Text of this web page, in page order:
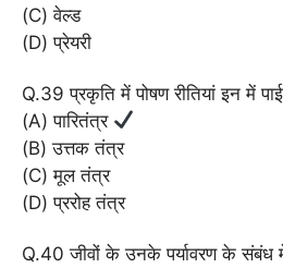
(C) वेल्ड
(D) प्रेयरी
Q.39 प्रकृति में पोषण रीतियां इन में
(A) पारितंत्र
(B) उत्तक तंत्र
(C) मूल तंत्र
(D) प्ररोह तंत्र
Q.40 जीवों के उनके पर्यावरण के संबंध